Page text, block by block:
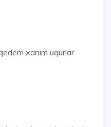
xanim uqurlar